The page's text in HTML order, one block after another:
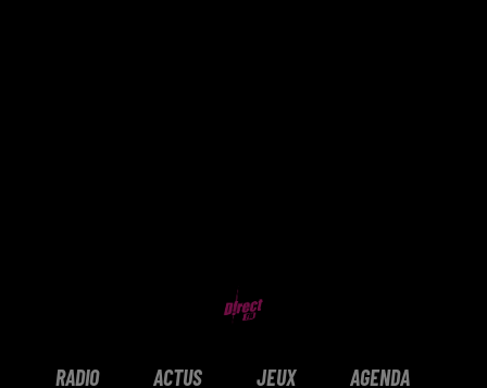
RADIO ACTUS JEUX AGENDA